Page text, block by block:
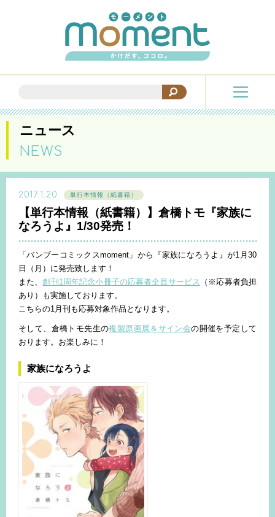
ニュース
NEWS
2017.1.20 単行本情報（紙書籍）
【単行本情報（紙書籍）】倉橋トモ『家族に
なろうよ』1/30発売！
「バンブーコミックスmoment」から『家族になろうよ』が1月30
日（月）に発売致します！
また、創刊1周年記念小冊子の応募者全員サービス
（※応募者負担
あり）も実施しております。
こちらの1月刊も応募対象作品となります。
そして、倉橋トモ先生の複製原画展＆サイン会の開催を予定して
おります。お楽しみに！
家族になろうよ